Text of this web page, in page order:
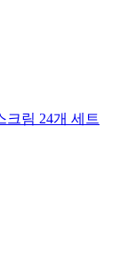
크림 24개 세트